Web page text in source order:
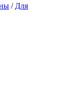
/ Для